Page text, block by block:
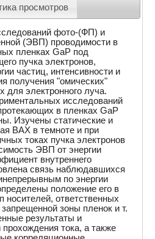
просмотров
фото-(ФП) и
(ЭВП) проводимости в
пленках GaP под
пучка электронов,
частиц, интенсивности и
получения "омических"
для электронного луча.
исследований
в пленках GaP
Изучены статические и
ВАХ в темноте и при
токах пучка электронов
ЭВП от энергии
внутреннего
связь наблюдавшихся
по энергии
положение его в
носителей, ответственных
зоны пленок и т.
результаты и
тока, а также